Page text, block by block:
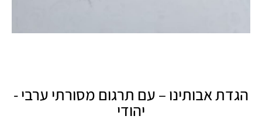
הגדת אבותינו – עם תרגום מסורתי ערבי -
יהודי